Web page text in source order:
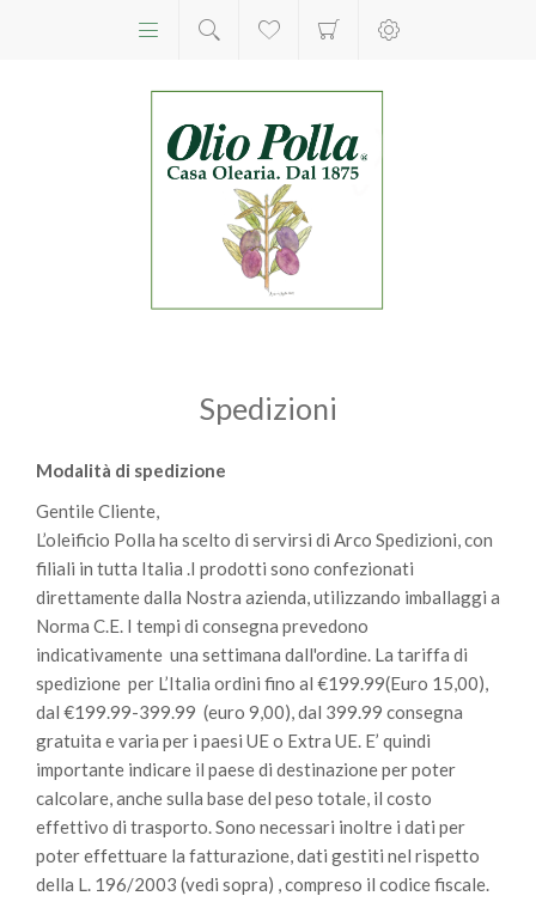
Spedizioni
Modalità di spedizione
Gentile Cliente,
L’oleificio Polla ha scelto di servirsi di Arco Spedizioni, con
filiali in tutta Italia .I prodotti sono confezionati
direttamente dalla Nostra azienda, utilizzando imballaggi a
Norma C.E. I tempi di consegna prevedono
indicativamente una settimana dall'ordine. La tariffa di
spedizione per L’Italia ordini fino al €199.99(Euro 15,00),
dal €199.99-399.99 (euro 9,00), dal 399.99 consegna
gratuita e varia per i paesi UE o Extra UE. E’ quindi
importante indicare il paese di destinazione per poter
calcolare, anche sulla base del peso totale, il costo
effettivo di trasporto. Sono necessari inoltre i dati per
poter effettuare la fatturazione, dati gestiti nel rispetto
della L. 196/2003 (vedi sopra) , compreso il codice fiscale.